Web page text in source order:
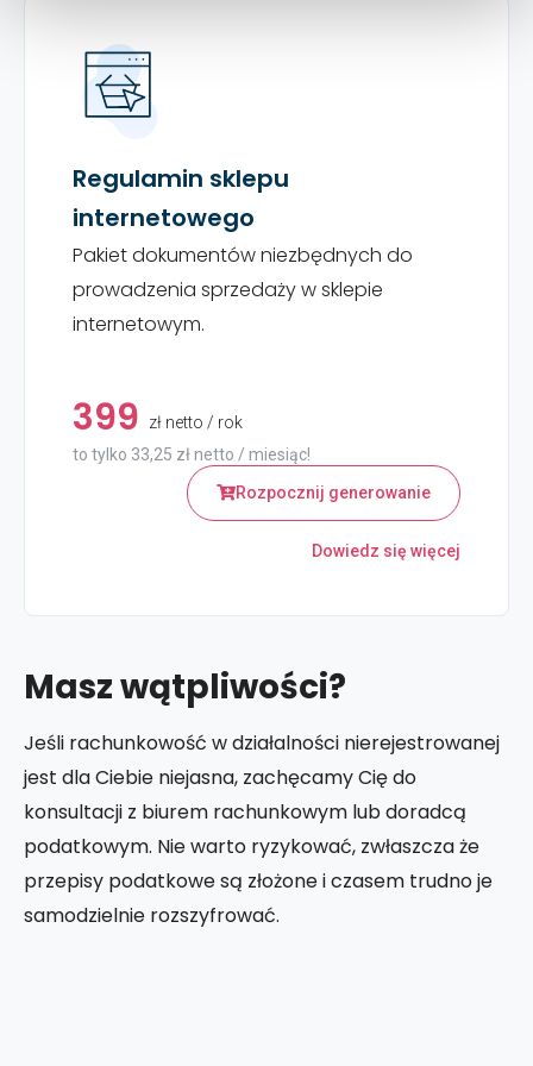
Regulamin sklepu
internetowego
Pakiet dokumentów niezbędnych do
prowadzenia sprzedaży w sklepie
internetowym.
399
zł netto / rok
to tylko 33,25 zł netto / miesiąc!
Rozpocznij generowanie
Dowiedz się więcej
Masz wątpliwości?
Jeśli rachunkowość w działalności nierejestrowanej
jest dla Ciebie niejasna, zachęcamy Cię do
konsultacji z biurem rachunkowym lub doradcą
podatkowym. Nie warto ryzykować, zwłaszcza że
przepisy podatkowe są złożone i czasem trudno je
samodzielnie rozszyfrować.